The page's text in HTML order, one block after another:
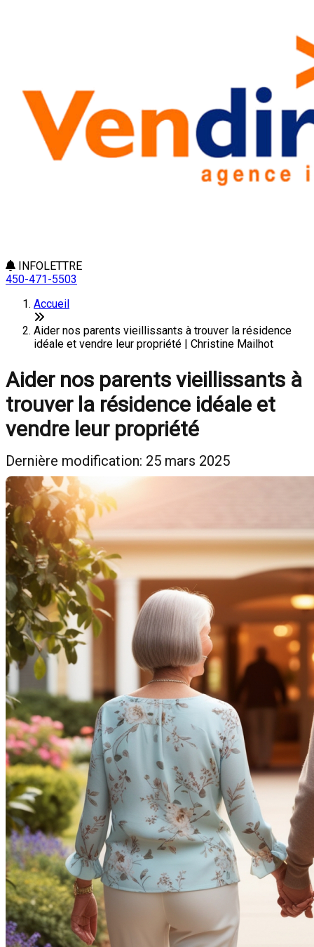
INFOLETTRE
450-471-5503
Accueil
Aider nos parents vieillissants à trouver la résidence
idéale et vendre leur propriété | Christine Mailhot
Aider nos parents vieillissants à
trouver la résidence idéale et
vendre leur propriété
Dernière modification: 25 mars 2025